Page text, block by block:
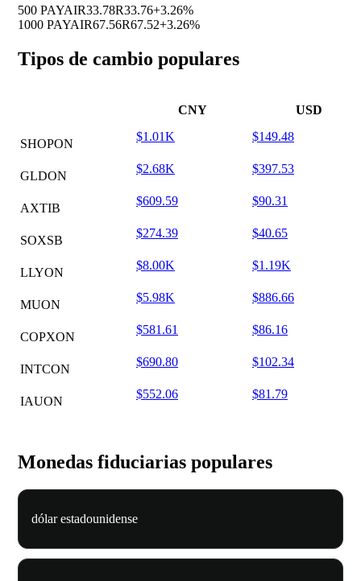
500 PAYAIR33.78R33.76+3.26%
1000 PAYAIR67.56R67.52+3.26%
Tipos de cambio populares
CNY USD
SHOPON
$1.01K $149.48
GLDON
$2.68K $397.53
AXTIB
$609.59 $90.31
SOXSB
$274.39 $40.65
LLYON
$8.00K $1.19K
MUON
$5.98K $886.66
COPXON
$581.61 $86.16
INTCON
$690.80 $102.34
IAUON
$552.06 $81.79
Monedas fiduciarias populares
dólar estadounidense